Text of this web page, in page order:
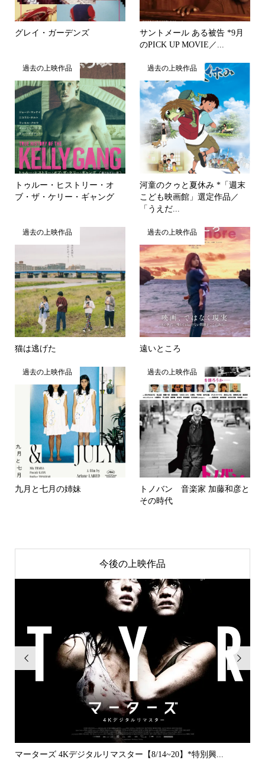
グレイ・ガーデンズ
サントメール ある被告 *9月
のPICK UP MOVIE／...
過去の上映作品
トゥルー・ヒストリー・オ
ブ・ザ・ケリー・ギャング
過去の上映作品
河童のクゥと夏休み *「週末
こども映画館」選定作品／
「うえだ...
過去の上映作品
猫は逃げた
過去の上映作品
遠いところ
過去の上映作品
九月と七月の姉妹
過去の上映作品
トノバン 音楽家 加藤和彦と
その時代
今後の上映作品

マーターズ 4Kデジタルリマスター【8/14~20】*特別興...
